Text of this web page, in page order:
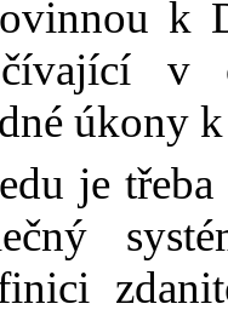
k
v
úkony
je